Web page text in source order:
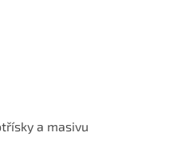
a masivu